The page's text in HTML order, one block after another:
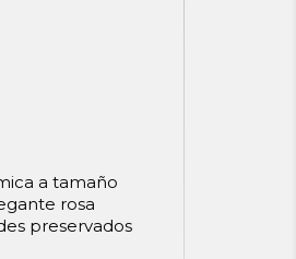
a tamaño
rosa
preservados